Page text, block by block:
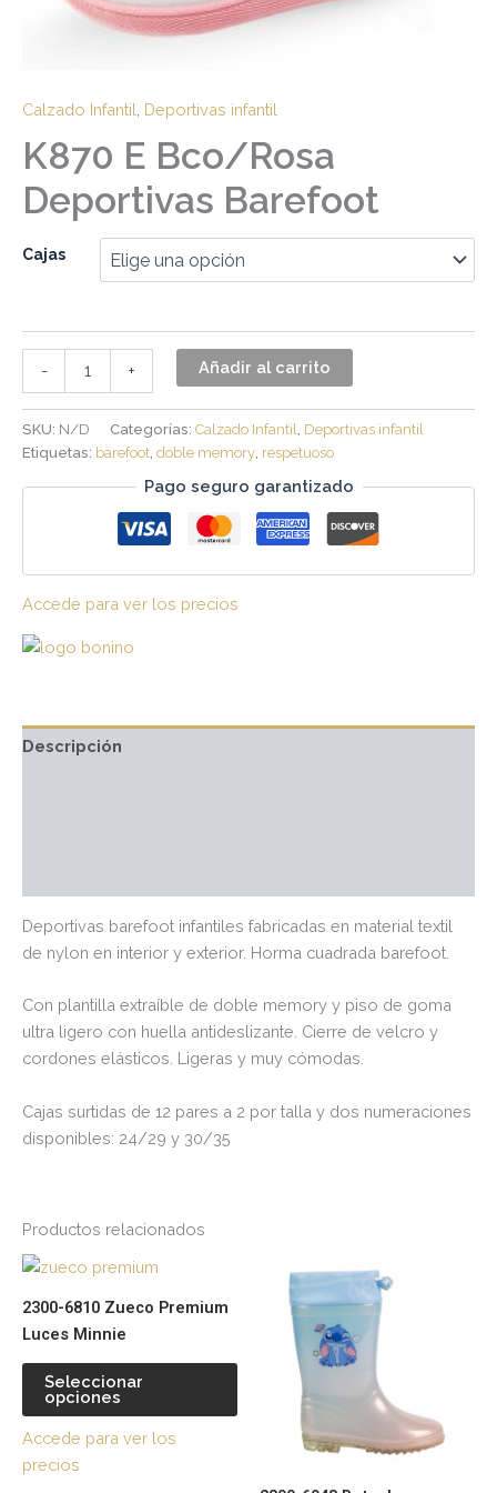
Calzado Infantil Deportivas infantil
K870 E Bco/Rosa
Deportivas Barefoot
Cajas
- + Añadir al carrito
SKU: N/D Categorías: Calzado Infantil
Deportivas infantil
Etiquetas: barefoot doble memory respetuoso
Pago seguro garantizado
Accede para ver los precios
Descripción
Deportivas barefoot infantiles fabricadas en material textil
de nylon en interior y exterior. Horma cuadrada barefoot.
Con plantilla extraíble de doble memory y piso de goma
ultra ligero con huella antideslizante. Cierre de velcro y
cordones elásticos. Ligeras y muy cómodas.
Cajas surtidas de 12 pares a 2 por talla y dos numeraciones
disponibles: 24/29 y 30/35
Productos relacionados
2300-6810 Zueco Premium
Luces Minnie
Seleccionar
opciones
producto
múltiples
variantes.
opciones
Accede para ver los
precios